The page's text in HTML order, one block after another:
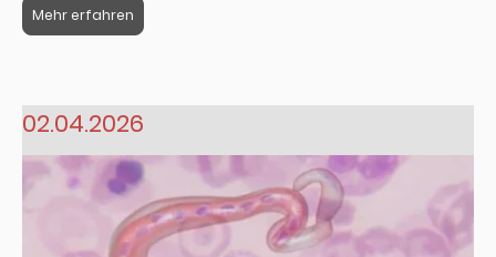
Mehr erfahren
02.04.2026